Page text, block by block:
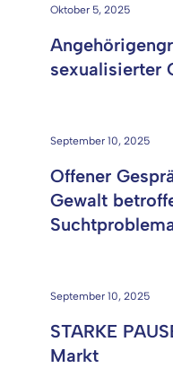
Oktober 5, 2025
sexualisierter
September 10, 2025
Offener
Gewalt
September 10, 2025
STARKE
Markt